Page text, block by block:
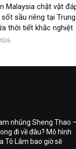
Malaysia chật vật
sầu riêng tại Trung
thời tiết khắc nghiệt
nhũng Sheng Thao –
đi về đâu? Mô hình
Tô Lâm bao giờ sẽ